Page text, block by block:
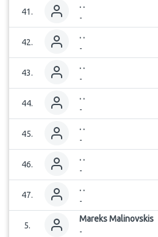
41.
..
-
42.
..
-
43.
..
-
44.
..
-
45.
..
-
46.
..
-
47.
..
-
5.
MareksMalinovskis
-